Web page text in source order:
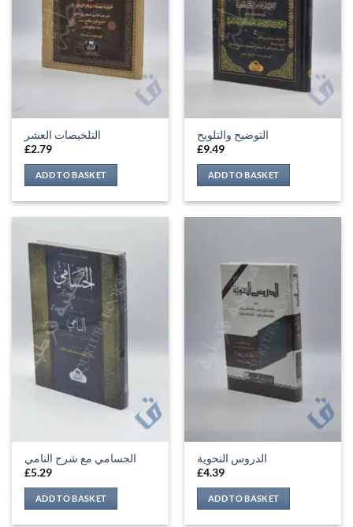
التلخيصات العشر
£2.79
ADD TO BASKET
التوضيح والتلويح
£9.49
ADD TO BASKET
الحسامي مع شرح النامي
£5.29
ADD TO BASKET
الدروس النحوية
£4.39
ADD TO BASKET